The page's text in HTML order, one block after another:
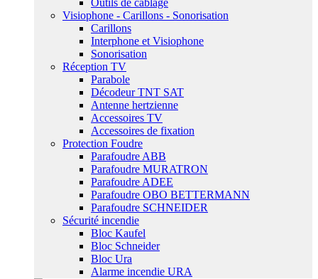
Outils de câblage
Visiophone - Carillons - Sonorisation
Carillons
Interphone et Visiophone
Sonorisation
Réception TV
Parabole
Décodeur TNT SAT
Antenne hertzienne
Accessoires TV
Accessoires de fixation
Protection Foudre
Parafoudre ABB
Parafoudre MURATRON
Parafoudre ADEE
Parafoudre OBO BETTERMANN
Parafoudre SCHNEIDER
Sécurité incendie
Bloc Kaufel
Bloc Schneider
Bloc Ura
Alarme incendie URA